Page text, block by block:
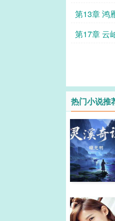
第13章 鸿
第17章 云
热门小说推